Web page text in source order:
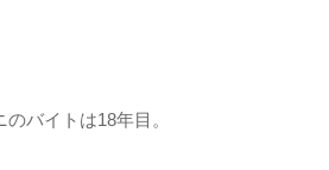
バイトは18年目。